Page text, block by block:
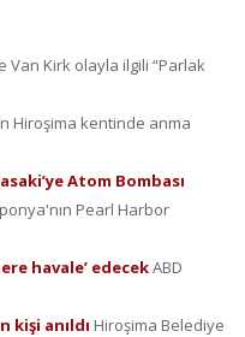
Van Kirk olayla ilgili “Parlak
Hiroşima kentinde anma
Atom Bombası
Pearl Harbor
havale’ edecekABD
kişi anıldı Hiroşima Belediye